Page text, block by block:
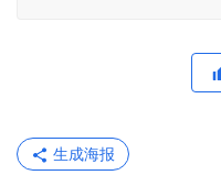
生成海报